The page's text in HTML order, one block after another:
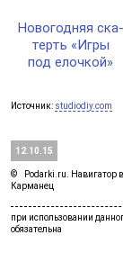
12.10.15
Ново­год­няя ска­
терть «Игры
под елоч­кой»
Podarki.ru. Навигатор
Карманец
Источник: studiodiy.com